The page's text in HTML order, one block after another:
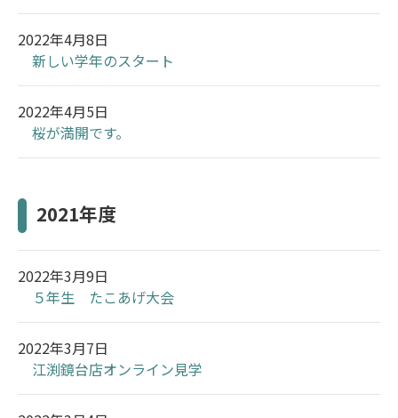
2022年4月8日
新しい学年のスタート
2022年4月5日
桜が満開です。
2021年度
2022年3月9日
５年生 たこあげ大会
2022年3月7日
江渕鏡台店オンライン見学